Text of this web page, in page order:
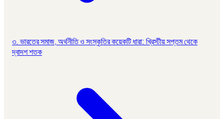
৩. ভারতের সমাজ, অর্থনীতি ও সংস্কৃতির কয়েকটি ধারা: খ্রিস্টীয় সপ্তম থেকে
দ্বাদশ শতক